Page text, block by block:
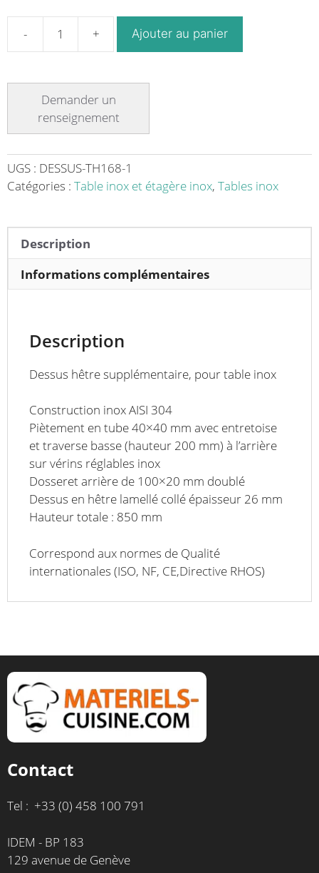
quantité
hêtre
supplémentaire,
pour
inox,
longueur
Ajouter au panier
UGS : DESSUS-TH168-1
Catégories : Table inox et étagère inox, Tables inox
Description
Informations complémentaires
Description
Dessus hêtre supplémentaire, pour table inox
Construction inox AISI 304
Piètement en tube 40×40 mm avec entretoise
et traverse basse (hauteur 200 mm) à l’arrière
sur vérins réglables inox
Dosseret arrière de 100×20 mm doublé
Dessus en hêtre lamellé collé épaisseur 26 mm
Hauteur totale : 850 mm
Correspond aux normes de Qualité
internationales (ISO, NF, CE,Directive RHOS)
Contact
Tel : +33 (0) 458 100 791
IDEM - BP 183
129 avenue de Genève